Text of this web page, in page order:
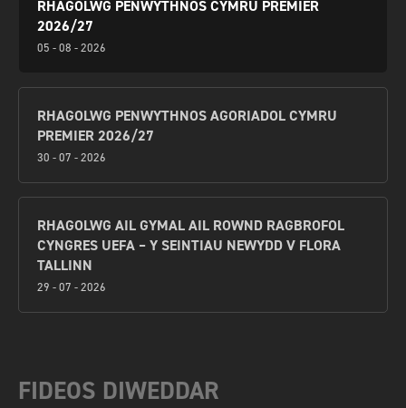
RHAGOLWG PENWYTHNOS CYMRU PREMIER
2026/27
05 - 08 - 2026
RHAGOLWG PENWYTHNOS AGORIADOL CYMRU
PREMIER 2026/27
30 - 07 - 2026
RHAGOLWG AIL GYMAL AIL ROWND RAGBROFOL
CYNGRES UEFA – Y SEINTIAU NEWYDD V FLORA
TALLINN
29 - 07 - 2026
FIDEOS DIWEDDAR